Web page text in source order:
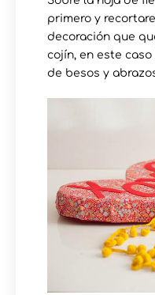
primero y
decoración que
cojín, en este
de besos y